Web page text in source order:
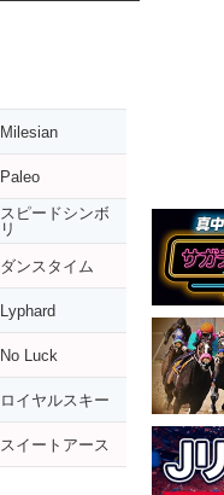
Milesian
Paleo
スピードシンボ
リ
ダンスタイム
Lyphard
No Luck
ロイヤルスキー
スイートアース